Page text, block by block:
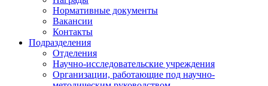
Нормативные документы
Вакансии
Контакты
Подразделения
Отделения
Научно-исследовательские учреждения
Организации, работающие под научно-